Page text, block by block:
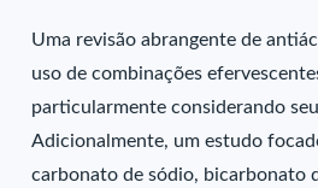
Uma revisão abrangente de
uso de combinações
particularmente considerando
Adicionalmente, um estudo
carbonato de sódio, bicarbonato